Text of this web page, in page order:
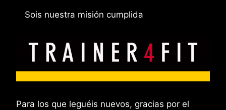
Sois nuestra misión cumplida
Para los que leguéis nuevos, gracias por el